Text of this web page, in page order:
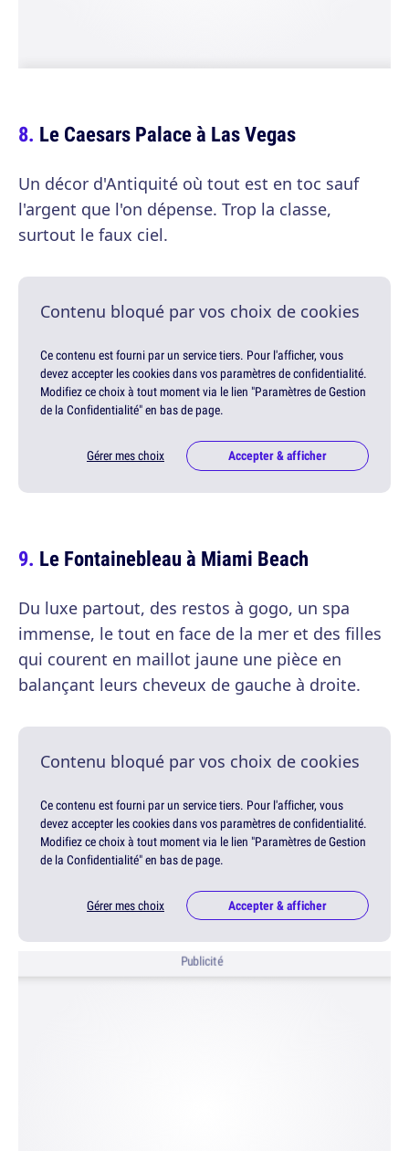
Le Caesars Palace à Las Vegas
Un décor d'Antiquité où tout est en toc sauf
l'argent que l'on dépense. Trop la classe,
surtout le faux ciel.
Contenu bloqué par vos choix de cookies
Ce contenu est fourni par un service tiers. Pour l'afficher, vous
devez accepter les cookies dans vos paramètres de confidentialité.
Modifiez ce choix à tout moment via le lien "Paramètres de Gestion
de la Confidentialité" en bas de page.
Gérer mes choix Accepter & afficher
Le Fontainebleau à Miami Beach
Du luxe partout, des restos à gogo, un spa
immense, le tout en face de la mer et des filles
qui courent en maillot jaune une pièce en
balançant leurs cheveux de gauche à droite.
Contenu bloqué par vos choix de cookies
Ce contenu est fourni par un service tiers. Pour l'afficher, vous
devez accepter les cookies dans vos paramètres de confidentialité.
Modifiez ce choix à tout moment via le lien "Paramètres de Gestion
de la Confidentialité" en bas de page.
Gérer mes choix Accepter & afficher
Publicité